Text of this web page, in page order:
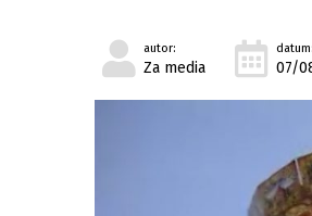
autor:
Za media
datum:
07/